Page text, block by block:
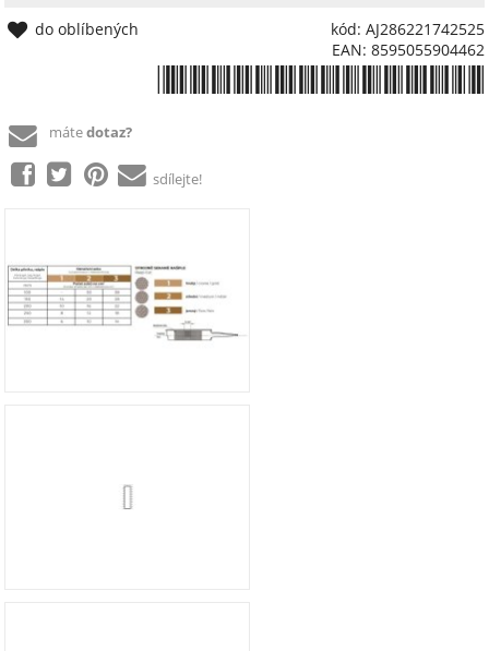
kód: AJ286221742525
EAN: 8595055904462
do oblíbených
mátedotaz?
sdílejte!